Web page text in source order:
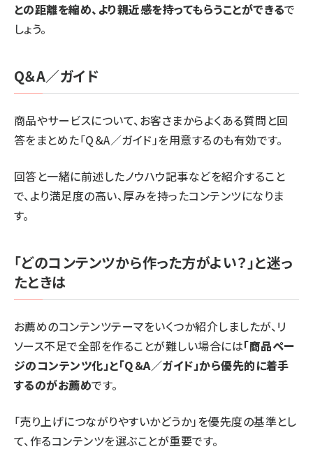
との距離を縮め、より親近感を持ってもらうことができるで
しょう。
Q＆A／ガイド
商品やサービスについて、お客さまからよくある質問と回
答をまとめた「Q＆A／ガイド」を用意するのも有効です。
回答と一緒に前述したノウハウ記事などを紹介すること
で、より満足度の高い、厚みを持ったコンテンツになりま
す。
「どのコンテンツから作った方がよい？」と迷っ
たときは
お薦めのコンテンツテーマをいくつか紹介しましたが、リ
ソース不足で全部を作ることが難しい場合には「商品ペー
ジのコンテンツ化」と「Q＆A／ガイド」から優先的に着手
するのがお薦めです。
「売り上げにつながりやすいかどうか」を優先度の基準とし
て、作るコンテンツを選ぶことが重要です。